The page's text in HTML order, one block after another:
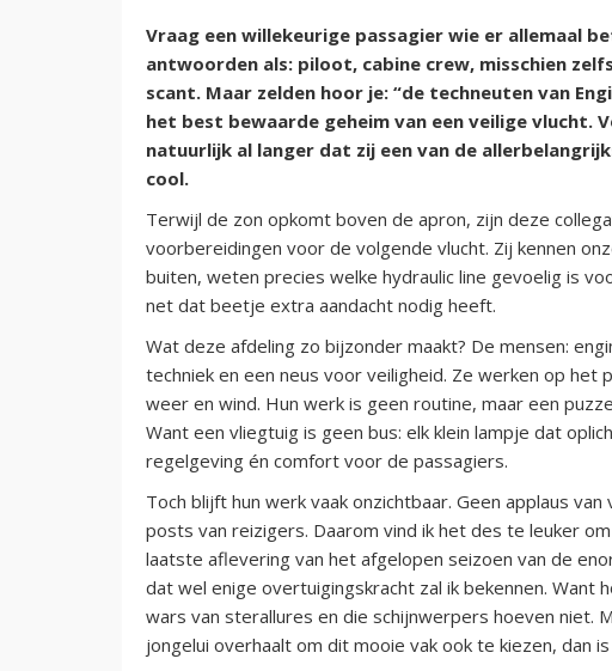
Vraag een willekeurige passagier wie er allemaal
antwoorden als: piloot, cabine crew, misschien
scant. Maar zelden hoor je: “de techneuten van
het best bewaarde geheim van een veilige vlucht.
natuurlijk al langer dat zij een van de
cool.
Terwijl de zon opkomt boven de apron, zijn deze
voorbereidingen voor de volgende vlucht. Zij kennen
buiten, weten precies welke hydraulic line gevoelig is
net dat beetje extra aandacht nodig heeft.
Wat deze afdeling zo bijzonder maakt? De mensen:
techniek en een neus voor veiligheid. Ze werken op het
weer en wind. Hun werk is geen routine, maar een
Want een vliegtuig is geen bus: elk klein lampje dat
regelgeving én comfort voor de passagiers.
Toch blijft hun werk vaak onzichtbaar. Geen applaus
posts van reizigers. Daarom vind ik het des te leuker
laatste aflevering van het afgelopen seizoen van de
dat wel enige overtuigingskracht zal ik bekennen. Want
wars van sterallures en die schijnwerpers hoeven niet.
jongelui overhaalt om dit mooie vak ook te kiezen, dan